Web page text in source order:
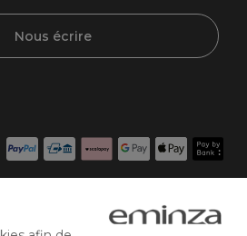
Nous écrire
bancaire, 3x ou 4x par CB
Pay.